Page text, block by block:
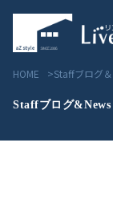
Livesumai 住宅
HOME Staffブログ
Staffブログ&News